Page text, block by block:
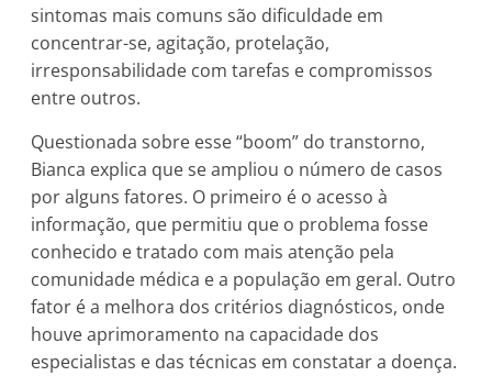
sintomas mais comuns são dificuldade em
concentrar-se, agitação, protelação,
irresponsabilidade com tarefas e compromissos
entre outros.
Questionada sobre esse “boom” do transtorno,
Bianca explica que se ampliou o número de casos
por alguns fatores. O primeiro é o acesso à
informação, que permitiu que o problema fosse
conhecido e tratado com mais atenção pela
comunidade médica e a população em geral. Outro
fator é a melhora dos critérios diagnósticos, onde
houve aprimoramento na capacidade dos
especialistas e das técnicas em constatar a doença.